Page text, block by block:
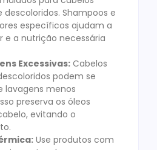
Shampoos e
específicos ajudam a
e a nutrição necessária
Excessivas: Cabelos
podem se
lavagens menos
preserva os óleos
evitando o
Use produtos com